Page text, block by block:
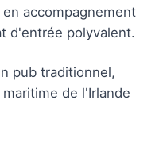
accompagnement
d'entrée polyvalent.
pub traditionnel,
de l'Irlande